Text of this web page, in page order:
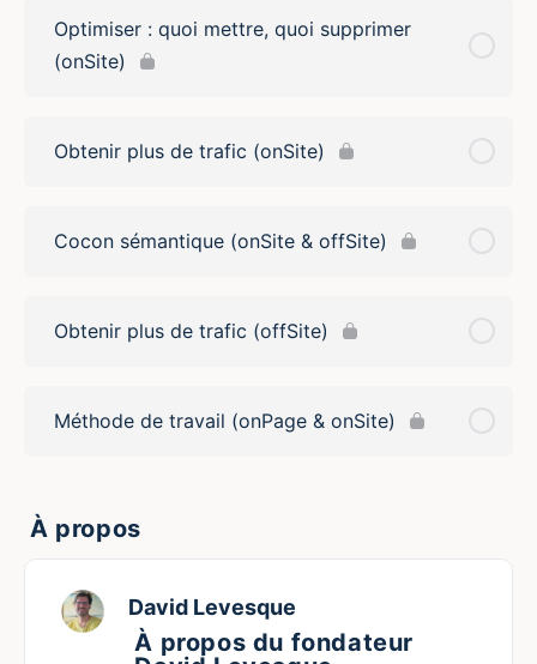
Optimiser : quoi mettre, quoi supprimer
(onSite)
Obtenir plus de trafic (onSite)
Cocon sémantique (onSite & offSite)
Obtenir plus de trafic (offSite)
Méthode de travail (onPage & onSite)
À propos
David Levesque
À propos du fondateur